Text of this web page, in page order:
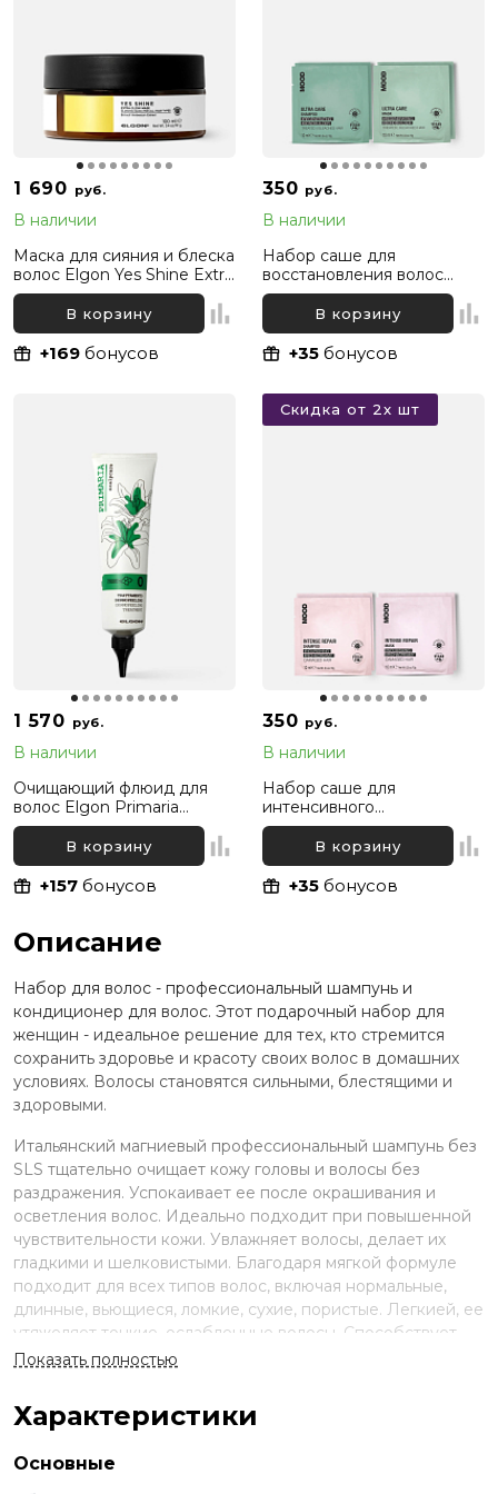
1 690 руб.
В наличии
Маска для сияния и блеска
волос Elgon Yes Shine Extra
Glow Mask, 100 мл
В корзину
+169 бонусов
350 руб.
В наличии
Набор саше для
восстановления волос
(шампунь и маска) Mood
Ultra Care, 2х10 мл + 2х10 мл
В корзину
+35 бонусов
1 570 руб.
В наличии
Очищающий флюид для
волос Elgon Primaria
Dermopeeling Treatment,
В корзину
+157 бонусов
350 руб.
В наличии
Набор саше для
интенсивного
восстановления сухих и
поврежденных волос
(шампунь и маска) Mood
Intense Repair, 2х10 мл +
В корзину
+35 бонусов
Скидка от 2х шт
Описание
Набор для волос - профессиональный шампунь и
кондиционер для волос. Этот подарочный набор для
женщин - идеальное решение для тех, кто стремится
сохранить здоровье и красоту своих волос в домашних
условиях. Волосы становятся сильными, блестящими и
здоровыми.
Итальянский магниевый профессиональный шампунь без
SLS тщательно очищает кожу головы и волосы без
раздражения. Успокаивает ее после окрашивания и
осветления волос. Идеально подходит при повышенной
чувствительности кожи. Увлажняет волосы, делает их
гладкими и шелковистыми. Благодаря мягкой формуле
подходит для всех типов волос, включая нормальные,
длинные, вьющиеся, ломкие, сухие, пористые. Легкией, ее
утяжеляет тонкие, ослабленные волосы. Способствует
увеличению стойкости цвета. Можно использовать для
окрашивания в домашних условиях. Подходит для
ежедневного использования. Полноразмерный объем.
Веган. Шампунь прозрачный, имеет нежный запах. В
Показать полностью
Характеристики
Основные